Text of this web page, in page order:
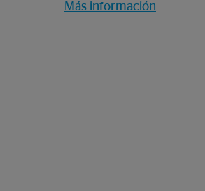
Más información